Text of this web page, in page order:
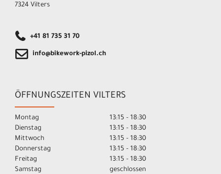
7324 Vilters
+41 81 735 31 70
info@bikework-pizol.ch
ÖFFNUNGSZEITEN VILTERS
Montag
13:15 - 18:30
Dienstag
13:15 - 18:30
Mittwoch
13:15 - 18:30
Donnerstag
13:15 - 18:30
Freitag
13:15 - 18:30
Samstag
geschlossen